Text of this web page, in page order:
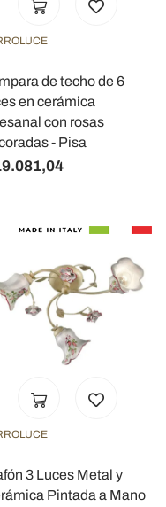
de techo de 6
en cerámica
con rosas
- Pisa
3 Luces Metal y
Pintada a Mano